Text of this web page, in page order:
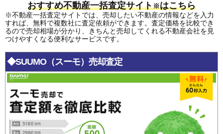
おすすめ不動産一括査定サイト※はこちら
※不動産一括査定サイトでは、売却したい不動産の情報などを入力
すれば、無料で複数社に査定依頼ができます。査定価格を比較でき
るので売却相場が分かり、きちんと売却してくれる不動産会社を見
つけやすくなる便利なサービスです。
◆SUUMO（スーモ）売却査定